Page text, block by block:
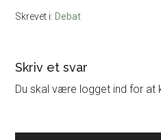
Skrevet i: Debat
Læserinteraktioner
Skriv et svar
Du skal være logget ind for at